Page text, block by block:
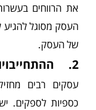
את הרווחים
העסק מסוגל להגיע
של העסק.
2. ההתחייבויות הכלכליות של העסק
עסקים רבים
כספיות לספקים.